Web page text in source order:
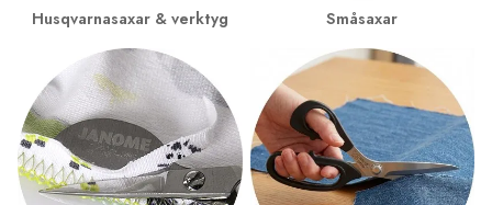
Husqvarnasaxar & verktyg Småsaxar